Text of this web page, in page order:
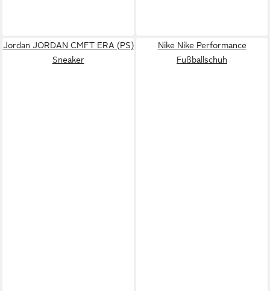
Jordan JORDAN CMFT ERA (PS)
Sneaker
Nike Nike Performance
Fußballschuh